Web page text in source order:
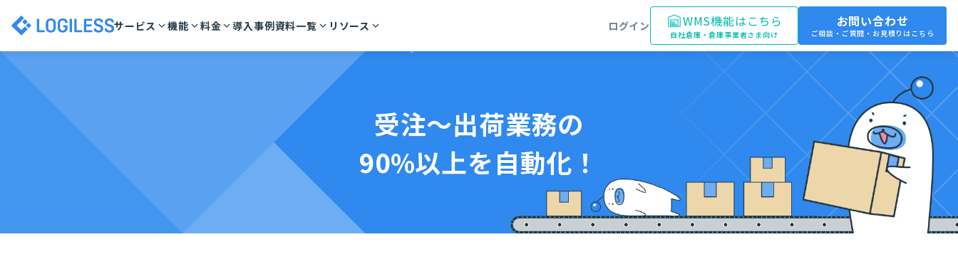
サービス 機能 料金 導入事例資料一覧 リソース ログイン WMS機能はこちら
自社倉庫・倉庫事業者さま向け
お問い合わせ
ご相談・ご質問・お見積りはこちら
受注～出荷業務の
90%以上を自動化！